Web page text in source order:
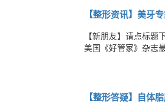
【整形资讯】美牙
【新朋友】请点标
美国《好管家》杂志
【整形答疑】自体